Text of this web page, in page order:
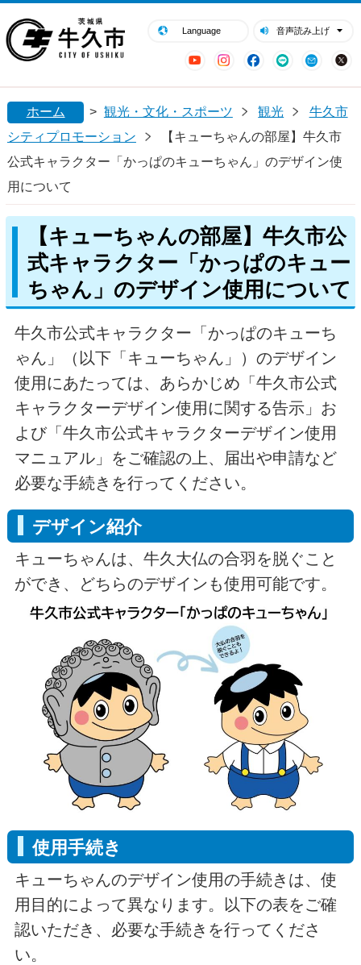
Language 音声読み上げ
YouTubeInstagram
Facebook
LINE Mail
閉じる
ホーム > 観光・文化・スポーツ 観光
牛久市
シティプロモーション
【キューちゃんの部屋】牛久市
公式キャラクター「かっぱのキューちゃん」のデザイン使
用について
【キューちゃんの部屋】牛久市公
式キャラクター「かっぱのキュー
ちゃん」のデザイン使用について
牛久市公式キャラクター「かっぱのキューち
ゃん」（以下「キューちゃん」）のデザイン
使用にあたっては、あらかじめ「牛久市公式
キャラクターデザイン使用に関する告示」お
よび「牛久市公式キャラクターデザイン使用
マニュアル」をご確認の上、届出や申請など
必要な手続きを行ってください。
デザイン紹介
キューちゃんは、牛久大仏の合羽を脱ぐこと
ができ、どちらのデザインも使用可能です。
使用手続き
キューちゃんのデザイン使用の手続きは、使
用目的によって異なります。以下の表をご確
認いただき、必要な手続きを行ってくださ
い。